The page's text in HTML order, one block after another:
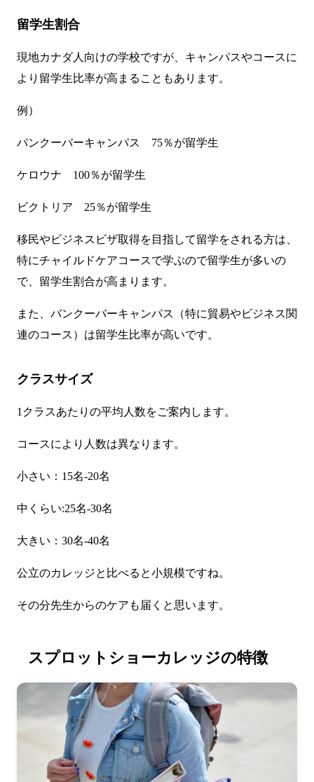
留学生割合
現地カナダ人向けの学校ですが、キャンパスやコースに
より留学生比率が高まることもあります。
例）
バンクーバーキャンパス 75％が留学生
ケロウナ 100％が留学生
ビクトリア 25％が留学生
移民やビジネスビザ取得を目指して留学をされる方は、
特にチャイルドケアコースで学ぶので留学生が多いの
で、留学生割合が高まります。
また、バンクーバーキャンパス（特に貿易やビジネス関
連のコース）は留学生比率が高いです。
クラスサイズ
1クラスあたりの平均人数をご案内します。
コースにより人数は異なります。
小さい：15名-20名
中くらい:25名-30名
大きい：30名-40名
公立のカレッジと比べると小規模ですね。
その分先生からのケアも届くと思います。
スプロットショーカレッジの特徴